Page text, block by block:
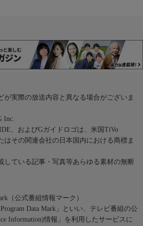
が実際の放送内容と異なる場合がございま
Inc.
、およびGガイドロゴは、米国TiVo
はその関連会社の日本国内における商標ま
している記事・写真等あらゆる素材の無断
（公式番組情報マーク）
Data Mark」といい、テレビ番組の公
Information)情報」を利用したサービスに